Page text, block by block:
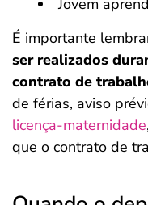
Jovem
É importante
ser realizados
contrato de
de férias, aviso
licença-maternidade
que o contrato de